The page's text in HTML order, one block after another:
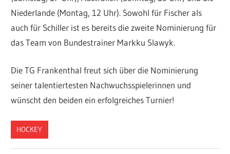
Niederlande (Montag, 12 Uhr). Sowohl für Fischer als
auch für Schiller ist es bereits die zweite Nominierung für
das Team von Bundestrainer Markku Slawyk.
Die TG Frankenthal freut sich über die Nominierung
seiner talentiertesten Nachwuchsspielerinnen und
wünscht den beiden ein erfolgreiches Turnier!
HOCKEY